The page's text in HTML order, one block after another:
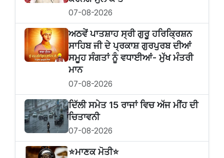
07-08-2026
ਅਠਵੇਂ ਪਾਤਸ਼ਾਹ ਸ੍ਰੀ ਗੁਰੂ ਹਰਿਕ੍ਰਿਸ਼ਨ
ਸਾਹਿਬ ਜੀ ਦੇ ਪ੍ਰਕਾਸ਼ ਗੁਰਪੁਰਬ ਦੀਆਂ
ਸਮੂਹ ਸੰਗਤਾਂ ਨੂੰ ਵਧਾਈਆਂ- ਮੁੱਖ ਮੰਤਰੀ
ਮਾਨ
07-08-2026
ਦਿੱਲੀ ਸਮੇਤ 15 ਰਾਜਾਂ ਵਿਚ ਅੱਜ ਮੀਂਹ ਦੀ
ਚਿਤਾਵਨੀ
07-08-2026
⭐️ਮਾਣਕ ਮੋਤੀ⭐️